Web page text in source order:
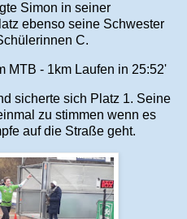
Simon in seiner
ebenso seine Schwester
C.
MTB - 1km Laufen in 25:52'
sicherte sich Platz 1. Seine
zu stimmen wenn es
auf die Straße geht.